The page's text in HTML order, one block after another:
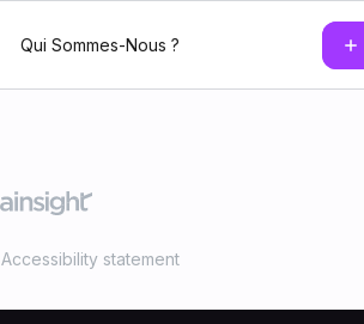
Qui Sommes-Nous ?
Accessibility statement